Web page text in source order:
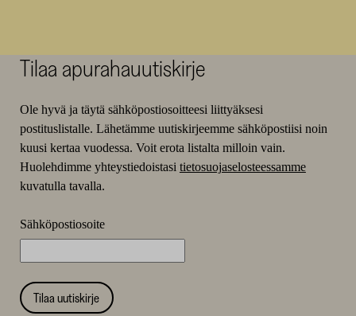
Tilaa apurahauutiskirje
Ole hyvä ja täytä sähköpostiosoitteesi liittyäksesi
postituslistalle. Lähetämme uutiskirjeemme sähköpostiisi noin
kuusi kertaa vuodessa. Voit erota listalta milloin vain.
Huolehdimme yhteystiedoistasi tietosuojaselosteessamme
kuvatulla tavalla.
Sähköpostiosoite
Tilaa uutiskirje